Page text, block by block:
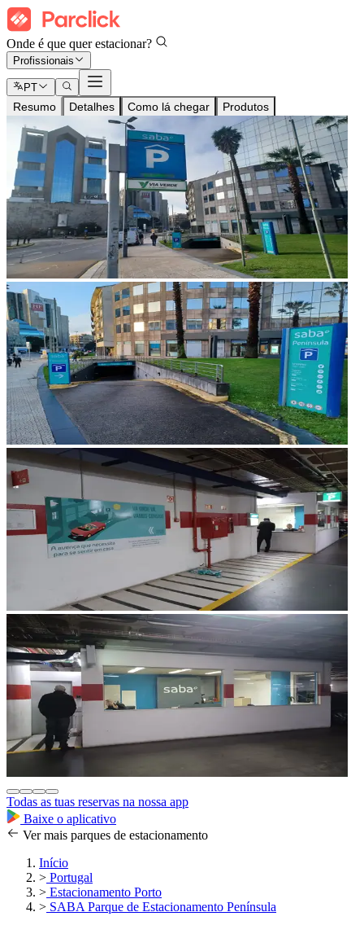
Onde é que quer estacionar?
Profissionais
PT
Resumo Detalhes Como lá chegar Produtos
Todas as tuas reservas na nossa app
Baixe o aplicativo
Ver mais parques de estacionamento
Início
> Portugal
> Estacionamento Porto
> SABA Parque de Estacionamento Península